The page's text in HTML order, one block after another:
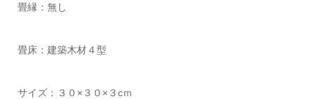
畳縁：無し
畳床：建築木材４型
サイズ：３０×３０×３cｍ